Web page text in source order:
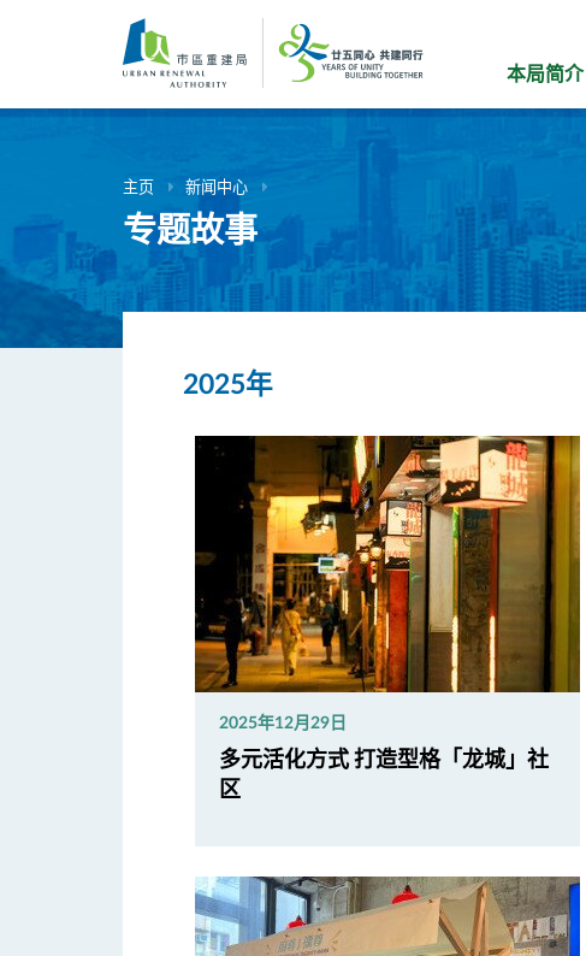
内
本局简介
主页 新闻中心
专题故事
2025年
2025年12月29日
多元活化方式 打造型格「龙城」社
区